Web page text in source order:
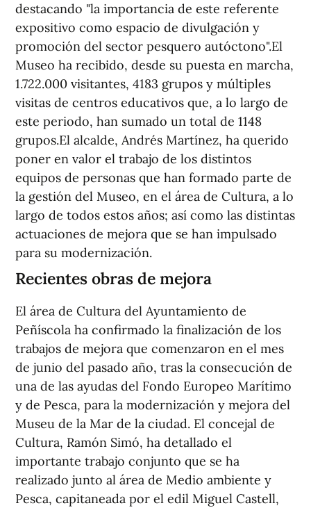
destacando "la importancia de este referente
expositivo como espacio de divulgación y
promoción del sector pesquero autóctono".El
Museo ha recibido, desde su puesta en marcha,
1.722.000 visitantes, 4183 grupos y múltiples
visitas de centros educativos que, a lo largo de
este periodo, han sumado un total de 1148
grupos.El alcalde, Andrés Martínez, ha querido
poner en valor el trabajo de los distintos
equipos de personas que han formado parte de
la gestión del Museo, en el área de Cultura, a lo
largo de todos estos años; así como las distintas
actuaciones de mejora que se han impulsado
para su modernización.
Recientes obras de mejora
El área de Cultura del Ayuntamiento de
Peñíscola ha confirmado la finalización de los
trabajos de mejora que comenzaron en el mes
de junio del pasado año, tras la consecución de
una de las ayudas del Fondo Europeo Marítimo
y de Pesca, para la modernización y mejora del
Museu de la Mar de la ciudad. El concejal de
Cultura, Ramón Simó, ha detallado el
importante trabajo conjunto que se ha
realizado junto al área de Medio ambiente y
Pesca, capitaneada por el edil Miguel Castell,